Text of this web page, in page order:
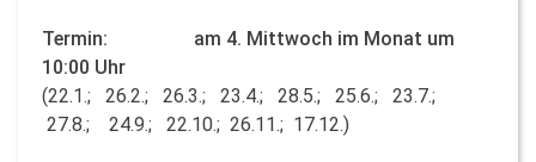
Termin: am 4. Mittwoch im Monat um
10:00 Uhr
(22.1.; 26.2.; 26.3.; 23.4.; 28.5.; 25.6.; 23.7.;
27.8.; 24.9.; 22.10.; 26.11.; 17.12.)